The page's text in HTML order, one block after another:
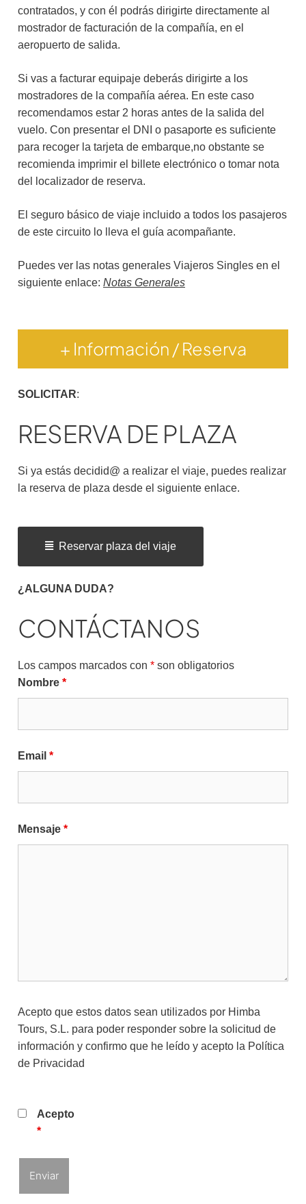
contratados, y con él podrás dirigirte directamente al
mostrador de facturación de la compañía, en el
aeropuerto de salida.
Si vas a facturar equipaje deberás dirigirte a los
mostradores de la compañía aérea. En este caso
recomendamos estar 2 horas antes de la salida del
vuelo. Con presentar el DNI o pasaporte es suficiente
para recoger la tarjeta de embarque,no obstante se
recomienda imprimir el billete electrónico o tomar nota
del localizador de reserva.
El seguro básico de viaje incluido a todos los pasajeros
de este circuito lo lleva el guía acompañante.
Puedes ver las notas generales Viajeros Singles en el
siguiente enlace: Notas Generales
+ Información / Reserva
SOLICITAR:
RESERVA DE PLAZA
Si ya estás decidid@ a realizar el viaje, puedes realizar
la reserva de plaza desde el siguiente enlace.
Reservar plaza del viaje
¿ALGUNA DUDA?
CONTÁCTANOS
Los campos marcados con * son obligatorios
Nombre *
Email *
Mensaje *
Acepto que estos datos sean utilizados por Himba
Tours, S.L. para poder responder sobre la solicitud de
información y confirmo que he leído y acepto la Política
de Privacidad
Acepto
*